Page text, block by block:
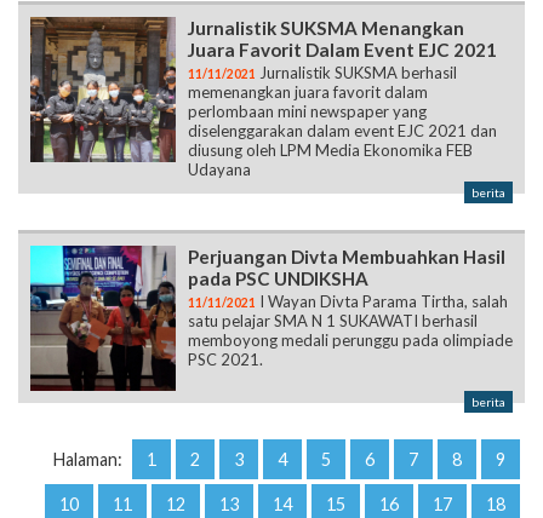
Jurnalistik SUKSMA Menangkan
Juara Favorit Dalam Event EJC 2021
11/11/2021 Jurnalistik SUKSMA berhasil
memenangkan juara favorit dalam
perlombaan mini newspaper yang
diselenggarakan dalam event EJC 2021 dan
diusung oleh LPM Media Ekonomika FEB
Udayana
berita
Perjuangan Divta Membuahkan Hasil
pada PSC UNDIKSHA
11/11/2021 I Wayan Divta Parama Tirtha, salah
satu pelajar SMA N 1 SUKAWATI berhasil
memboyong medali perunggu pada olimpiade
PSC 2021.
berita
Halaman: 1 2 3 4 5 6 7 8 9
10 11 12 13 14 15 16 17 18